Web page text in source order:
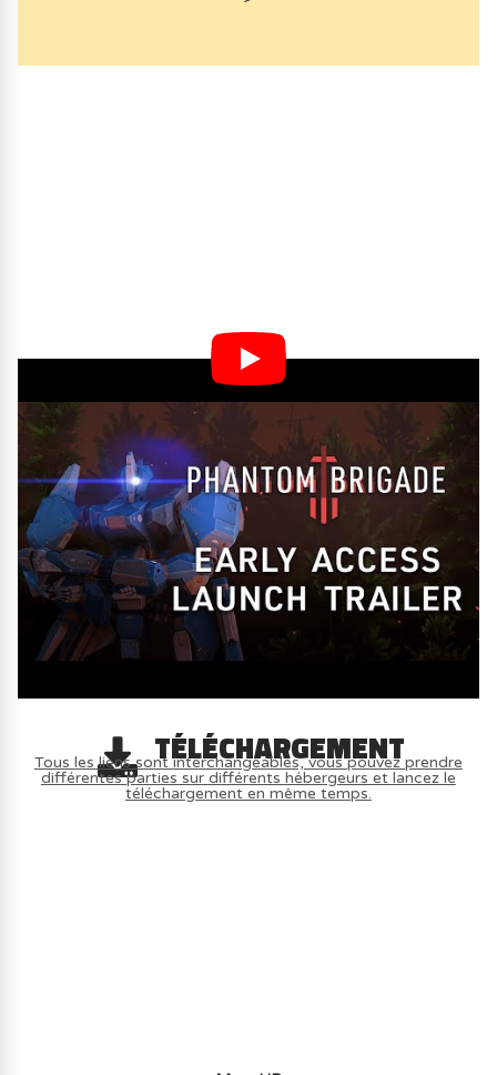
TÉLÉCHARGEMENT
Tous les liens sont interchangeables, vous pouvez prendre
différentes parties sur différents hébergeurs et lancez le
téléchargement en même temps.